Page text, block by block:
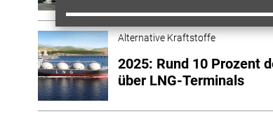
Alternative Kraftstoffe
2025: Rund 10 Prozent
über LNG-Terminals